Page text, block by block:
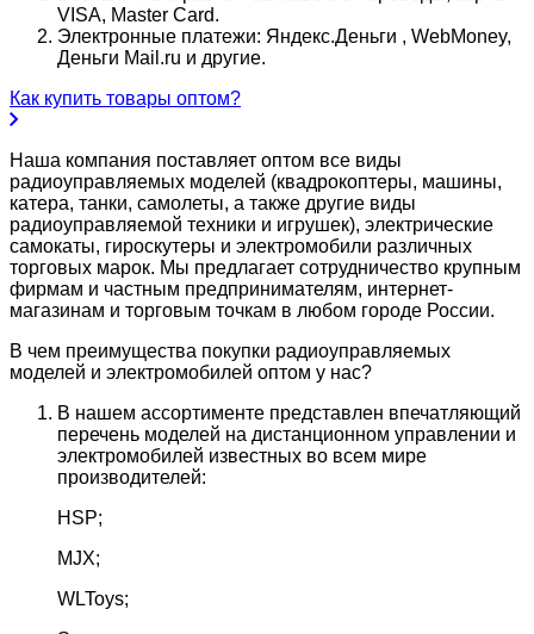
VISA, Master Card.
Электронные платежи: Яндекс.Деньги , WebMoney,
Деньги Mail.ru и другие.
Как купить товары оптом?
Наша компания поставляет оптом все виды
радиоуправляемых моделей (квадрокоптеры, машины,
катера, танки, самолеты, а также другие виды
радиоуправляемой техники и игрушек), электрические
самокаты, гироскутеры и электромобили различных
торговых марок. Мы предлагает сотрудничество крупным
фирмам и частным предпринимателям, интернет-
магазинам и торговым точкам в любом городе России.
В чем преимущества покупки радиоуправляемых
моделей и электромобилей оптом у нас?
В нашем ассортименте представлен впечатляющий
перечень моделей на дистанционном управлении и
электромобилей известных во всем мире
производителей:
HSP;
MJX;
WLToys;